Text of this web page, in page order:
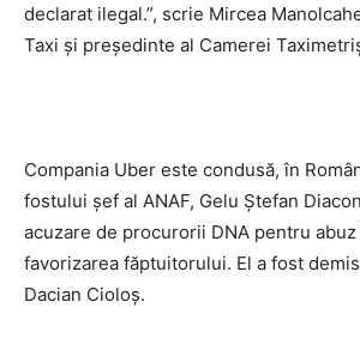
declarat ilegal.”, scrie Mircea
Taxi și președinte al Camerei
Compania Uber este condusă, în
fostului șef al ANAF, Gelu Ștefan
acuzare de procurorii DNA pentru
favorizarea făptuitorului. El a fost
Dacian Cioloș.